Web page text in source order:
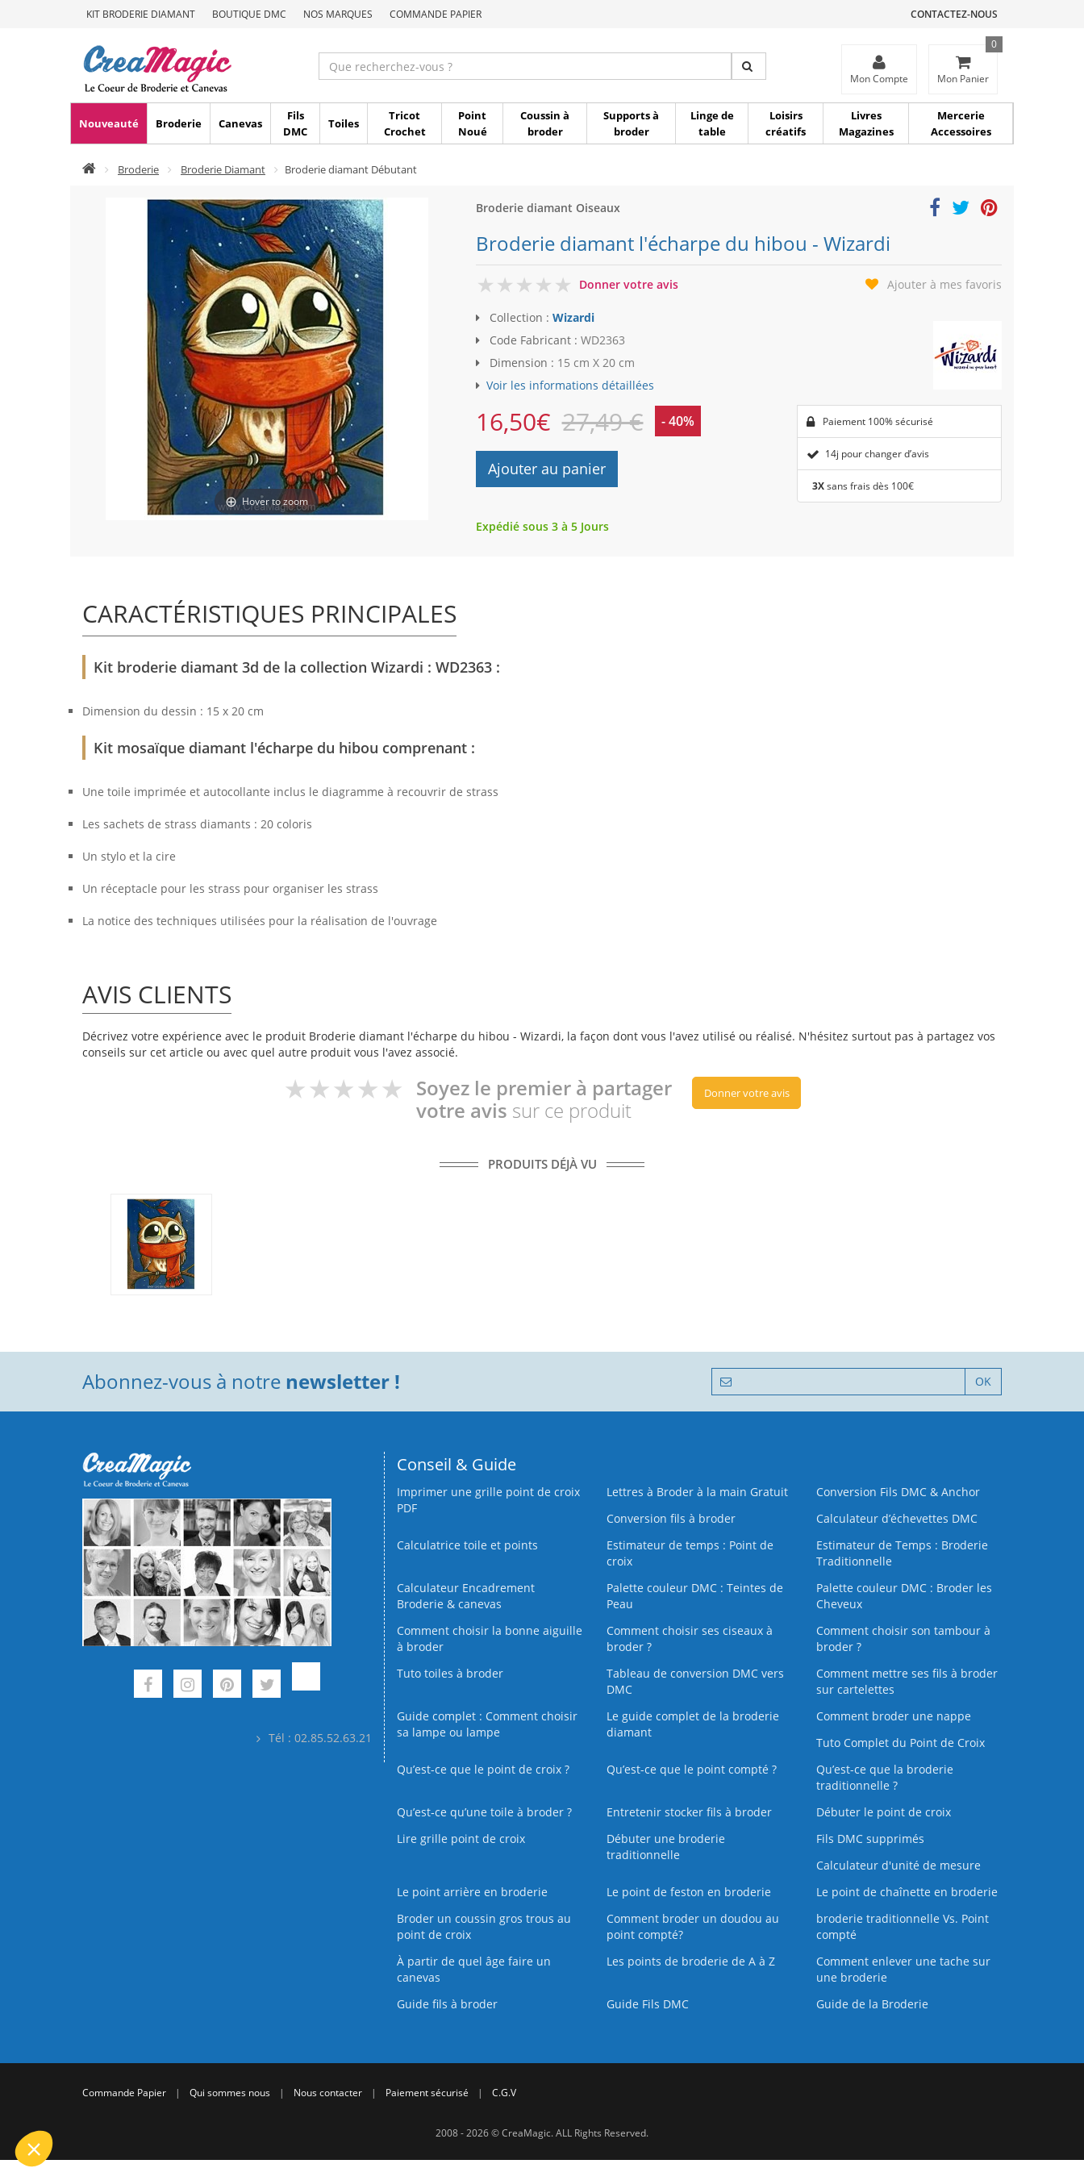
KIT BRODERIE DIAMANT BOUTIQUE DMC NOS MARQUES COMMANDE PAPIER CONTACTEZ-NOUS
Mon Compte Mon Panier
0
Nouveauté Broderie Canevas
Fils
DMC
Toiles
Tricot
Crochet
Point
Noué
Coussin à
broder
Supports à
broder
Linge de
table
Loisirs
créatifs
Livres
Magazines
Mercerie
Accessoires
Broderie Broderie Diamant Broderie diamant Débutant
Hover to zoom
Broderie diamant Oiseaux
Broderie diamant l'écharpe du hibou - Wizardi
0
Donner votre avis Ajouter à mes favoris
Collection : Wizardi
Code Fabricant : WD2363
Dimension : 15 cm X 20 cm
Voir les informations détaillées
16,50€ 27,49 € - 40%
Ajouter au panier
Paiement 100% sécurisé
14j pour changer d’avis
3Xsans frais dès 100€
Expédié sous 3 à 5 Jours
CARACTÉRISTIQUES PRINCIPALES
Kit broderie diamant 3d de la collection Wizardi : WD2363 :
Dimension du dessin : 15 x 20 cm
Kit mosaïque diamant l'écharpe du hibou comprenant :
Une toile imprimée et autocollante inclus le diagramme à recouvrir de strass
Les sachets de strass diamants : 20 coloris
Un stylo et la cire
Un réceptacle pour les strass pour organiser les strass
La notice des techniques utilisées pour la réalisation de l'ouvrage
AVIS CLIENTS
Décrivez votre expérience avec le produit Broderie diamant l'écharpe du hibou - Wizardi, la façon dont vous l'avez utilisé ou réalisé. N'hésitez surtout pas à partagez vos
conseils sur cet article ou avec quel autre produit vous l'avez associé.
Soyez le premier à partager
votre avis sur ce produit
Donner votre avis
PRODUITS DÉJÀ VU
Abonnez-vous à notre newsletter ! OK
Tél : 02.85.52.63.21
Conseil & Guide
Imprimer une grille point de croix
PDF
Lettres à Broder à la main Gratuit
Conversion Fils DMC & Anchor
Conversion fils à broder
Calculateur d’échevettes DMC
Calculatrice toile et points
Estimateur de temps : Point de
croix
Estimateur de Temps : Broderie
Traditionnelle
Calculateur Encadrement
Broderie & canevas
Palette couleur DMC : Teintes de
Peau
Palette couleur DMC : Broder les
Cheveux
Comment choisir la bonne aiguille
à broder
Comment choisir ses ciseaux à
broder ?
Comment choisir son tambour à
broder ?
Tuto toiles à broder
Tableau de conversion DMC vers
DMC
Comment mettre ses fils à broder
sur cartelettes
Guide complet : Comment choisir
sa lampe ou lampe
Le guide complet de la broderie
diamant
Comment broder une nappe
Tuto Complet du Point de Croix
Qu’est-ce que le point de croix ?
Qu’est-ce que le point compté ?
Qu’est-ce que la broderie
traditionnelle ?
Qu’est‑ce qu’une toile à broder ?
Entretenir stocker fils à broder
Débuter le point de croix
Lire grille point de croix
Débuter une broderie
traditionnelle
Fils DMC supprimés
Calculateur d'unité de mesure
Le point arrière en broderie
Le point de feston en broderie
Le point de chaînette en broderie
Broder un coussin gros trous au
point de croix
Comment broder un doudou au
point compté?
broderie traditionnelle Vs. Point
compté
À partir de quel âge faire un
canevas
Les points de broderie de A à Z
Comment enlever une tache sur
une broderie
Guide fils à broder
Guide Fils DMC Guide de la Broderie
Commande Papier | Qui sommes nous | Nous contacter | Paiement sécurisé | C.G.V
2008 - 2026 © CreaMagic. ALL Rights Reserved.